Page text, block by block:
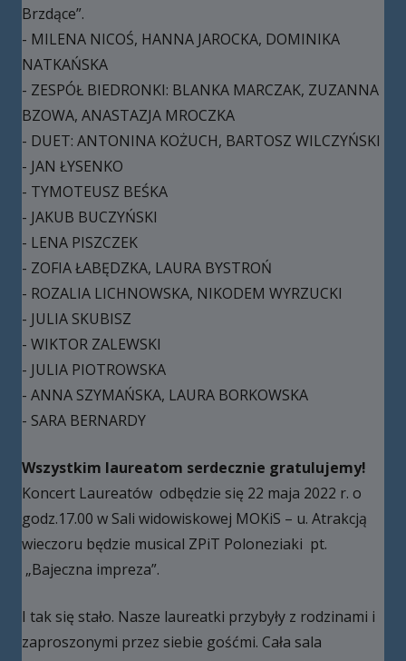
Brzdące”.
- MILENA NICOŚ, HANNA JAROCKA, DOMINIKA
NATKAŃSKA
- ZESPÓŁ BIEDRONKI: BLANKA MARCZAK, ZUZANNA
BZOWA, ANASTAZJA MROCZKA
- DUET: ANTONINA KOŻUCH, BARTOSZ WILCZYŃSKI
- JAN ŁYSENKO
- TYMOTEUSZ BEŚKA
- JAKUB BUCZYŃSKI
- LENA PISZCZEK
- ZOFIA ŁABĘDZKA, LAURA BYSTROŃ
- ROZALIA LICHNOWSKA, NIKODEM WYRZUCKI
- JULIA SKUBISZ
- WIKTOR ZALEWSKI
- JULIA PIOTROWSKA
- ANNA SZYMAŃSKA, LAURA BORKOWSKA
- SARA BERNARDY
Wszystkim laureatom serdecznie gratulujemy!
Koncert Laureatów odbędzie się 22 maja 2022 r. o
godz.17.00 w Sali widowiskowej MOKiS – u. Atrakcją
wieczoru będzie musical ZPiT Poloneziaki pt.
„Bajeczna impreza”.
I tak się stało. Nasze laureatki przybyły z rodzinami i
zaproszonymi przez siebie gośćmi. Cała sala